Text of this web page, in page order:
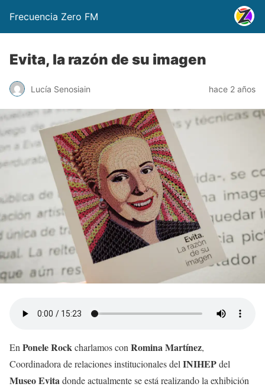
Frecuencia Zero FM
Evita, la razón de su imagen
Lucía Senosiain hace 2 años
En Ponele Rockcharlamos con Romina Martínez,
Coordinadora de relaciones institucionales del INIHEPdel
Museo Evitadonde actualmente se está realizando la exhibición